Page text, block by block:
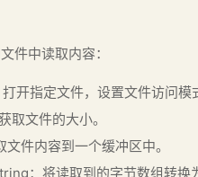
件中读取内容：
开指定文件，设置文件访问模
取文件的大小。
件内容到一个缓冲区中。
：将读取到的字节数组转换